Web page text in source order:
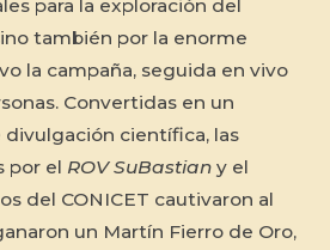
para la exploración del
también por la enorme
la campaña, seguida en vivo
Convertidas en un
científica, las
por el ROV SuBastian y el
del CONICET cautivaron al
un Martín Fierro de Oro,